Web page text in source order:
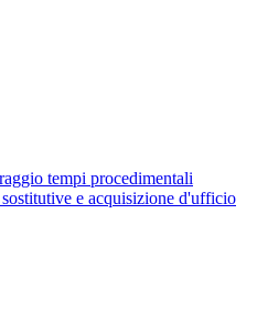
tempi procedimentali
e acquisizione d'ufficio